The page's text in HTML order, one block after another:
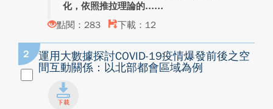
化，依照推拉理論的...
點閱：283
下載：12
2
運用大數據探討COVID-19疫情爆發前後之空
間互動關係：以北部都會區域為例